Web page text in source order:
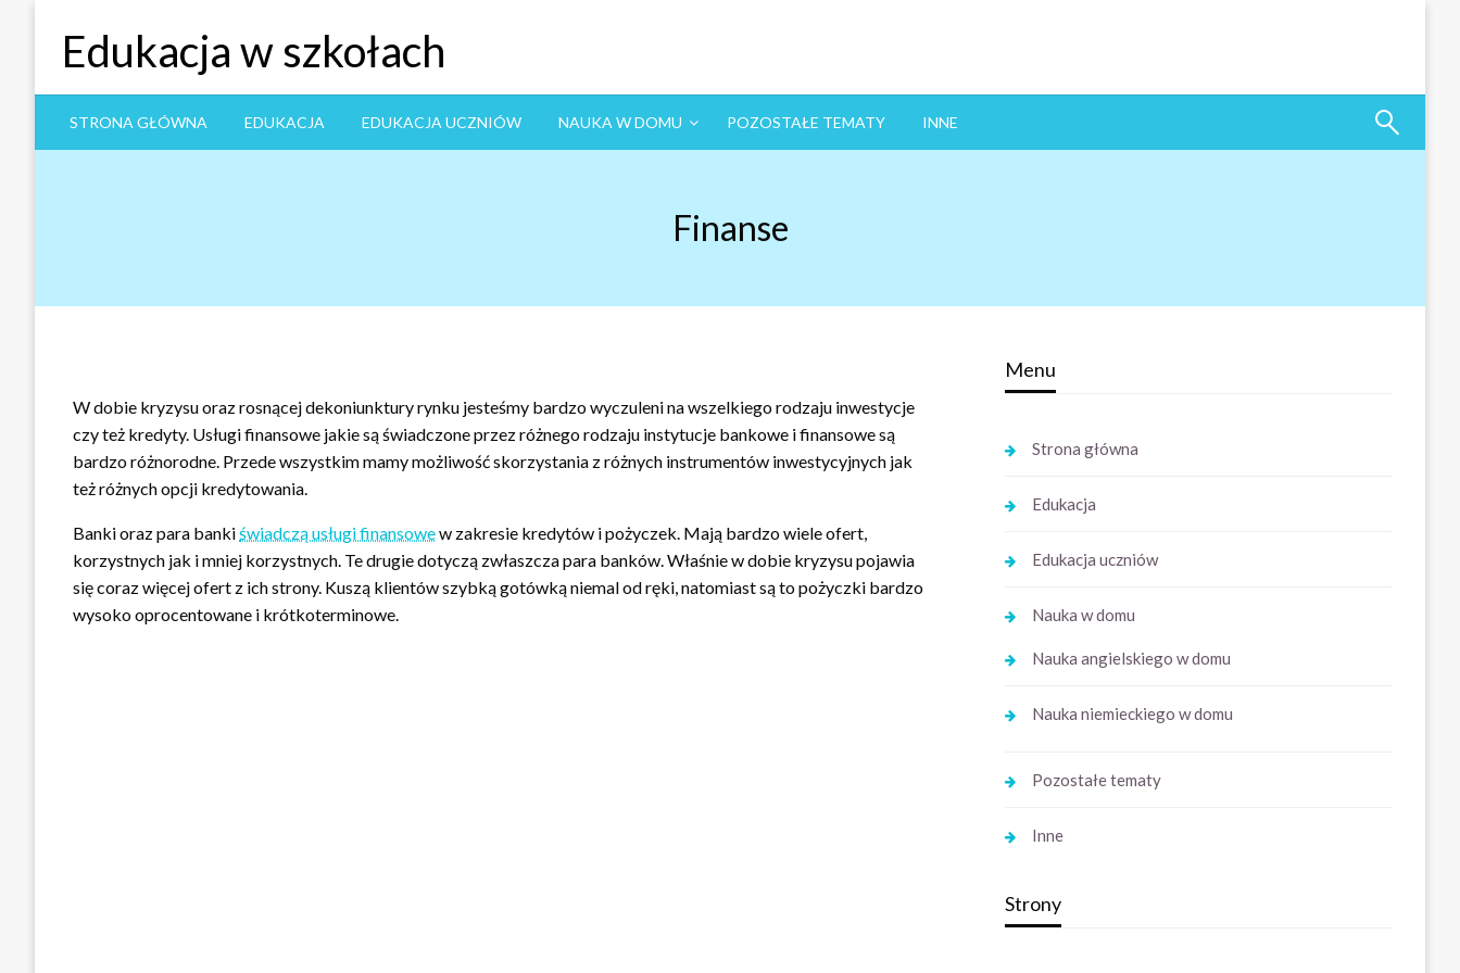
Edukacja w szkołach
STRONA GŁÓWNA EDUKACJA EDUKACJA UCZNIÓW NAUKA W DOMU POZOSTAŁE TEMATY INNE
Finanse
W dobie kryzysu oraz rosnącej dekoniunktury rynku jesteśmy bardzo wyczuleni na wszelkiego rodzaju inwestycje
czy też kredyty. Usługi finansowe jakie są świadczone przez różnego rodzaju instytucje bankowe i finansowe są
bardzo różnorodne. Przede wszystkim mamy możliwość skorzystania z różnych instrumentów inwestycyjnych jak
też różnych opcji kredytowania.
Banki oraz para bankiświadczą usługi finansowew zakresie kredytów i pożyczek. Mają bardzo wiele ofert,
korzystnych jak i mniej korzystnych. Te drugie dotyczą zwłaszcza para banków. Właśnie w dobie kryzysu pojawia
się coraz więcej ofert z ich strony. Kuszą klientów szybką gotówką niemal od ręki, natomiast są to pożyczki bardzo
wysoko oprocentowane i krótkoterminowe.
Menu
Strona główna
Edukacja
Edukacja uczniów
Nauka w domu
Nauka angielskiego w domu
Nauka niemieckiego w domu
Pozostałe tematy
Inne
Strony